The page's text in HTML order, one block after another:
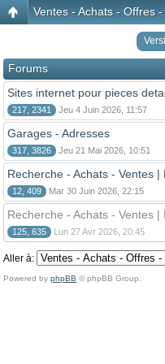
Ventes - Achats - Offres
Forums
Sites internet pour pieces
217, 2341 Jeu 4 Juin 2026, 11:57
Garages - Adresses
317, 3826 Jeu 21 Mai 2026, 10:51
Recherche - Achats - Ventes
12, 409 Mar 30 Juin 2026, 22:15
Recherche - Achats - Ventes
125, 635 Lun 27 Avr 2026, 20:45
Aller à:
Powered by phpBB © phpBB Group.